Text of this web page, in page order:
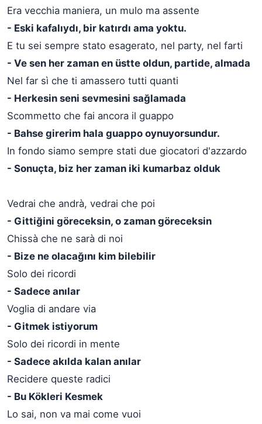
Era vecchia maniera, un mulo ma assente
- Eski kafalıydı, bir katırdı ama yoktu.
E tu sei sempre stato esagerato, nel party, nel farti
- Ve sen her zaman en üstte oldun, partide, almada
Nel far sì che ti amassero tutti quanti
- Herkesin seni sevmesini sağlamada
Scommetto che fai ancora il guappo
- Bahse girerim hala guappo oynuyorsundur.
In fondo siamo sempre stati due giocatori d'azzardo
- Sonuçta, biz her zaman iki kumarbaz olduk
Vedrai che andrà, vedrai che poi
- Gittiğini göreceksin, o zaman göreceksin
Chissà che ne sarà di noi
- Bize ne olacağını kim bilebilir
Solo dei ricordi
- Sadece anılar
Voglia di andare via
- Gitmek istiyorum
Solo dei ricordi in mente
- Sadece akılda kalan anılar
Recidere queste radici
- Bu Kökleri Kesmek
Lo sai, non va mai come vuoi